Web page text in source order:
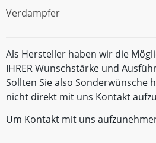
Verdampfer
Als Hersteller haben wir die
IHRER Wunschstärke und
Sollten Sie also Sonderwünsche
nicht direkt mit uns Kontakt
Um Kontakt mit uns